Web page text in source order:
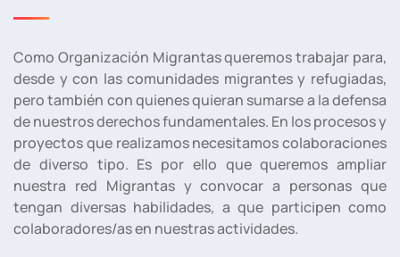
Como Organización Migrantas queremos trabajar para,
desde y con las comunidades migrantes y refugiadas,
pero también con quienes quieran sumarse a la defensa
de nuestros derechos fundamentales. En los procesos y
proyectos que realizamos necesitamos colaboraciones
de diverso tipo. Es por ello que queremos ampliar
nuestra red Migrantas y convocar a personas que
tengan diversas habilidades, a que participen como
colaboradores/as en nuestras actividades.